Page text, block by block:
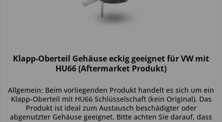
Klapp-Oberteil Gehäuse eckig geeignet für VW mit
HU66 (Aftermarket Produkt)
Allgemein: Beim vorliegenden Produkt handelt es sich um ein
Klapp-Oberteil mit HU66 Schlüsselschaft (kein Original). Das
Produkt ist ideal zum Austausch beschädigter oder
abgenutzter Gehäuse geeignet. Bitte achten Sie darauf, dass